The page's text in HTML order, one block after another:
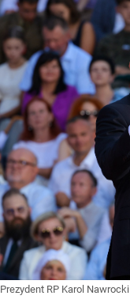
Prezydent RP Karol Nawrocki